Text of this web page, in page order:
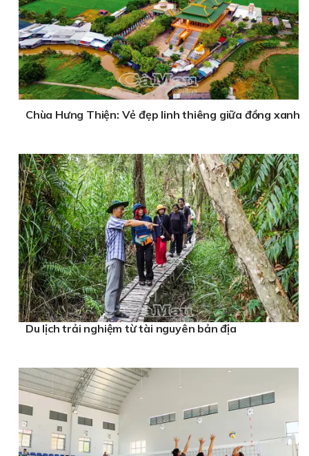
Chùa Hưng Thiện: Vẻ đẹp linh thiêng giữa đồng xanh
Du lịch trải nghiệm từ tài nguyên bản địa